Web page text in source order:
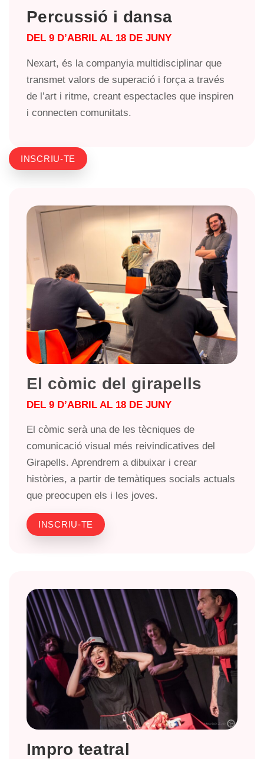
Percussió i dansa
DEL 9 D’ABRIL AL 18 DE JUNY
Nexart, és la companyia multidisciplinar que
transmet valors de superació i força a través
de l’art i ritme, creant espectacles que inspiren
i connecten comunitats.
INSCRIU-TE
El còmic del girapells
DEL 9 D’ABRIL AL 18 DE JUNY
El còmic serà una de les tècniques de
comunicació visual més reivindicatives del
Girapells. Aprendrem a dibuixar i crear
històries, a partir de temàtiques socials actuals
que preocupen els i les joves.
INSCRIU-TE
Impro teatral